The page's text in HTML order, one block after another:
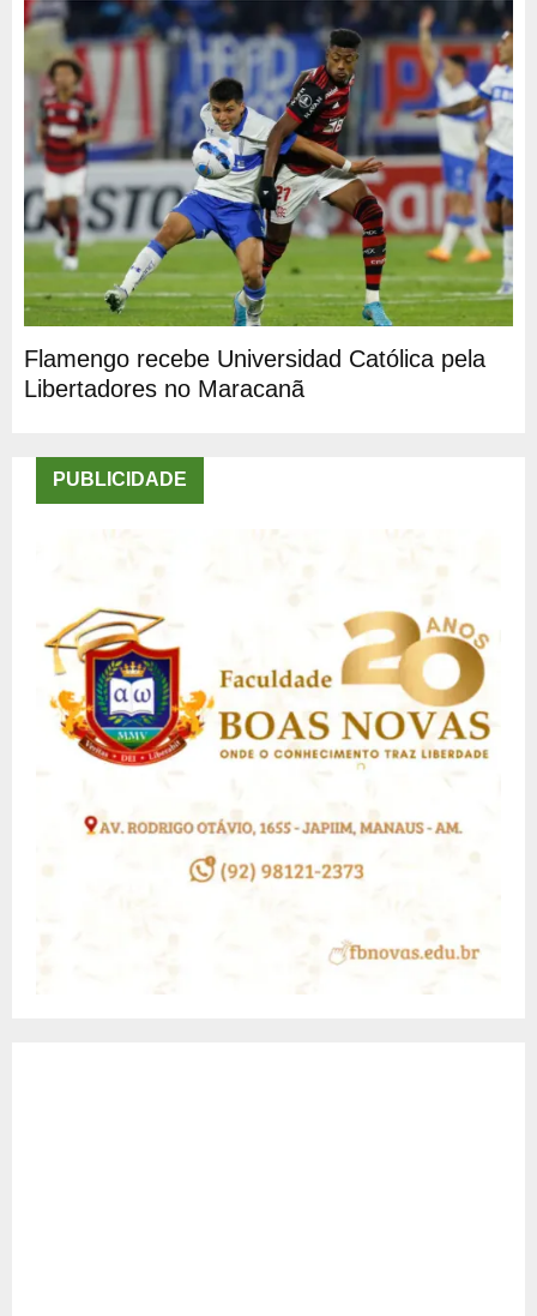
Flamengo recebe Universidad Católica pela
Libertadores no Maracanã
PUBLICIDADE